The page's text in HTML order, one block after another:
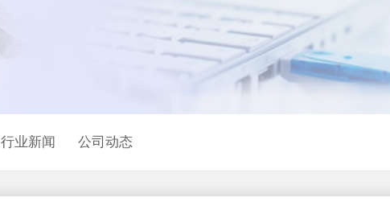
行业新闻 公司动态